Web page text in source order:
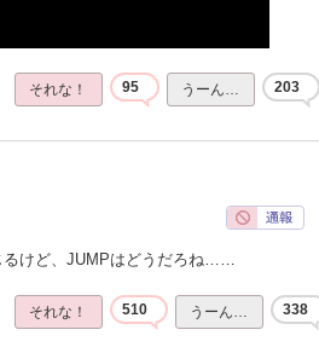
それな！ 95 うーん… 203
るけど、JUMPはどうだろね……
それな！ 510 うーん… 338